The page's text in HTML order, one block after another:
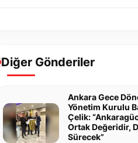
Diğer Gönderiler
Ankara Gece
Yönetim Kurulu
Çelik:
Ortak Değeridir,
Sürecek”